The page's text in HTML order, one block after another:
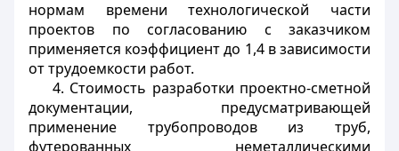
нормам времени технологической части
проектов по согласованию с заказчиком
применяется коэффициент до 1,4 в зависимости
от трудоемкости работ.
4. Стоимость разработки проектно-сметной
документации, предусматривающей
применение трубопроводов из труб,
футерованных неметаллическими